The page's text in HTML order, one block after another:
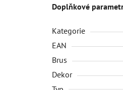
Doplňkové
Kategorie
EAN
Brus
Dekor